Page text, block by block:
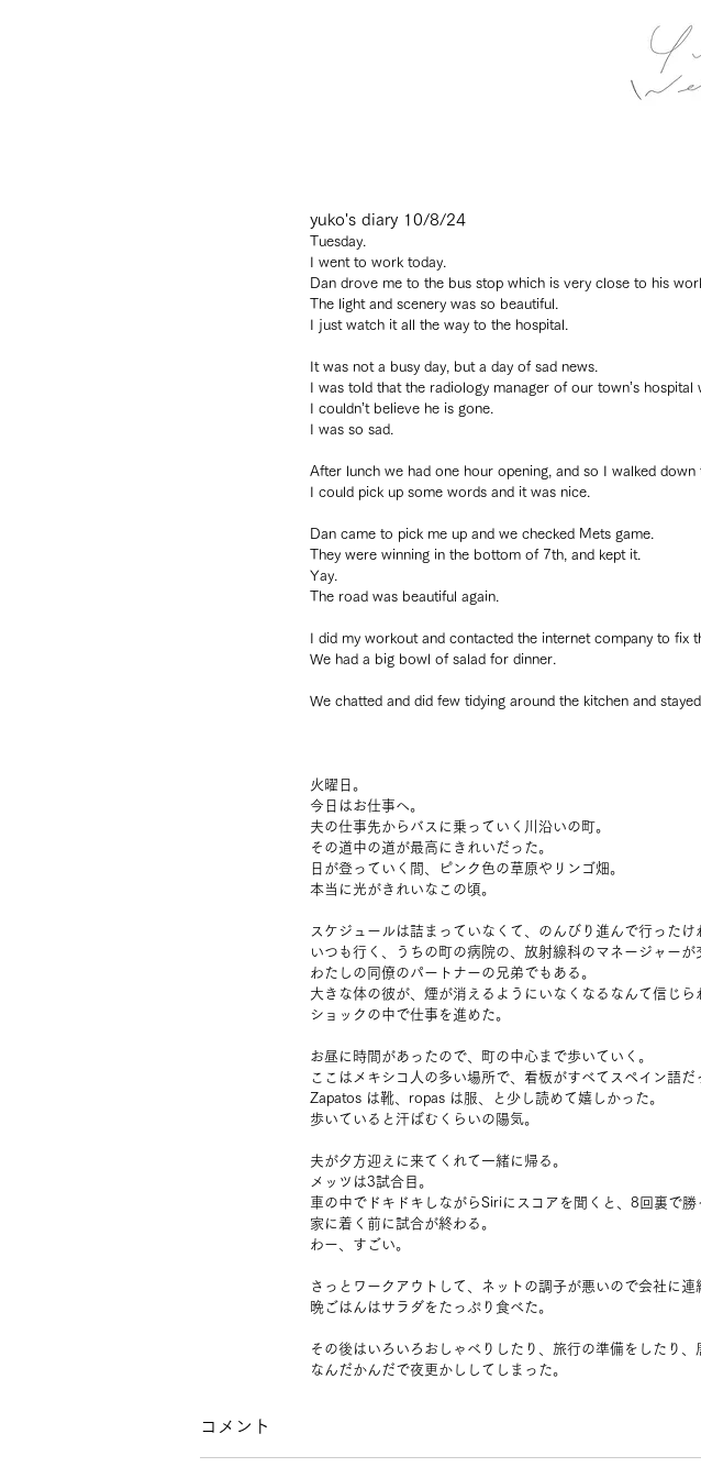
yuko's diary 10/8/24
Tuesday.
I went to work today.
Dan drove me to the bus stop which is very close to his
The light and scenery was so beautiful.
I just watch it all the way to the hospital.
It was not a busy day, but a day of sad news.
I was told that the radiology manager of our town’s hospital
I couldn’t believe he is gone.
I was so sad.
After lunch we had one hour opening, and so I walked
I could pick up some words and it was nice.
Dan came to pick me up and we checked Mets game.
They were winning in the bottom of 7th, and kept it.
Yay.
The road was beautiful again.
I did my workout and contacted the internet company to fix
We had a big bowl of salad for dinner.
We chatted and did few tidying around the kitchen and
火曜日。
今日はお仕事へ。
夫の仕事先からバスに乗っていく川沿いの町。
その道中の道が最高にきれいだった。
日が登っていく間、ピンク色の草原やリンゴ畑。
本当に光がきれいなこの頃。
スケジュールは詰まっていなくて、のんびり進んで行ったけ
いつも行く、うちの町の病院の、放射線科のマネージャーが
わたしの同僚のパートナーの兄弟でもある。
大きな体の彼が、煙が消えるようにいなくなるなんて信じら
ショックの中で仕事を進めた。
お昼に時間があったので、町の中心まで歩いていく。
ここはメキシコ人の多い場所で、看板がすべてスペイン語だ
Zapatos は靴、ropas は服、と少し読めて嬉しかった。
歩いていると汗ばむくらいの陽気。
夫が夕方迎えに来てくれて一緒に帰る。
メッツは3試合目。
車の中でドキドキしながらSiriにスコアを聞くと、8回裏で勝
家に着く前に試合が終わる。
わー、すごい。
さっとワークアウトして、ネットの調子が悪いので会社に連
晩ごはんはサラダをたっぷり食べた。
その後はいろいろおしゃべりしたり、旅行の準備をしたり、
なんだかんだで夜更かししてしまった。
コメント